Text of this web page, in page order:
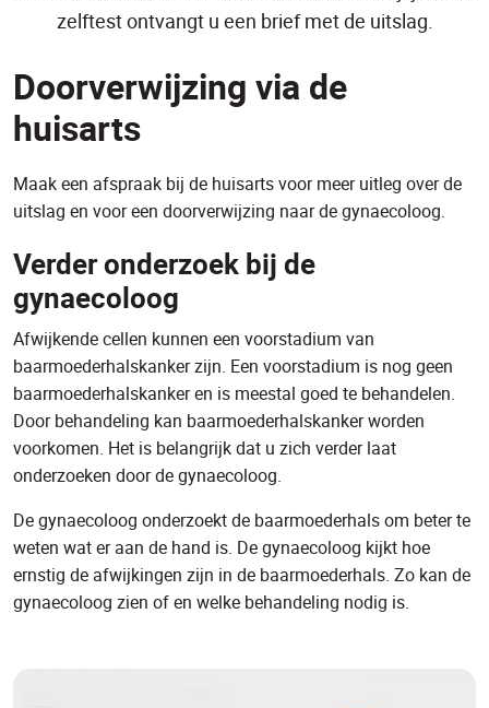
zelftest ontvangt u een brief met de uitslag.
Doorverwijzing via de
huisarts
Maak een afspraak bij de huisarts voor meer uitleg over de
uitslag en voor een doorverwijzing naar de gynaecoloog.
Verder onderzoek bij de
gynaecoloog
Afwijkende cellen kunnen een voorstadium van
baarmoederhalskanker zijn. Een voorstadium is nog geen
baarmoederhalskanker en is meestal goed te behandelen.
Door behandeling kan baarmoederhalskanker worden
voorkomen. Het is belangrijk dat u zich verder laat
onderzoeken door de gynaecoloog.
De gynaecoloog onderzoekt de baarmoederhals om beter te
weten wat er aan de hand is. De gynaecoloog kijkt hoe
ernstig de afwijkingen zijn in de baarmoederhals. Zo kan de
gynaecoloog zien of en welke behandeling nodig is.